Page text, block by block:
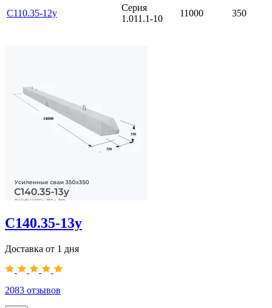
С110.35-12у
Серия
1.011.1-10
11000 350
С140.35-13у
Доставка от 1 дня
2083 отзывов